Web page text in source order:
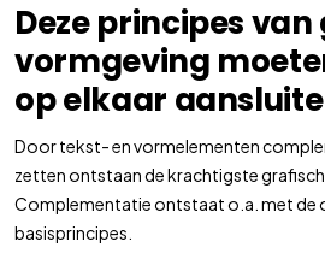
Deze principes
vormgeving
op elkaar
Door tekst- en vormelementen
zetten ontstaan de krachtigste
Complementatie ontstaat o.a. met de
basisprincipes.